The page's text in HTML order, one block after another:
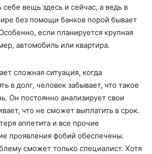
себе вещь здесь и сейчас, а ведь в
без помощи банков порой бывает
если планируется крупная
автомобиль или квартира.
сложная ситуация, когда
в долг, человек забывает, что такое
Он постоянно анализирует свои
что не сможет выплатить в срок.
аппетита и все прочие
проявления фобий обеспечены.
сможет только специалист. Хотя